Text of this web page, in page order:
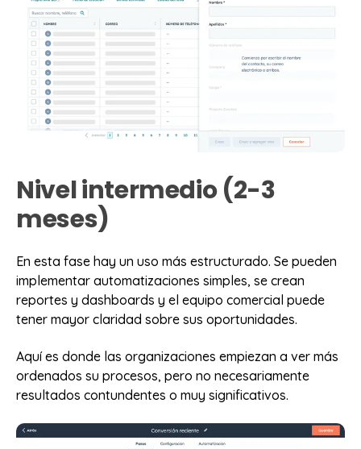
Nivel intermedio (2-3
meses)
En esta fase hay un uso más estructurado. Se pueden
implementar automatizaciones simples, se crean
reportes y dashboards y el equipo comercial puede
tener mayor claridad sobre sus oportunidades.
Aquí es donde las organizaciones empiezan a ver más
ordenados su procesos, pero no necesariamente
resultados contundentes o muy significativos.